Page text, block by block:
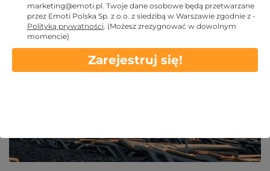
2024 GRU 21
marketing@emoti.pl. Twoje dane osobowe będą przetwarzane
przez Emoti Polska Sp. z o.o. z siedzibą w Warszawie zgodnie z -
Polityką prywatności. (Możesz zrezygnować w dowolnym
momencie)
Zarejestruj się!